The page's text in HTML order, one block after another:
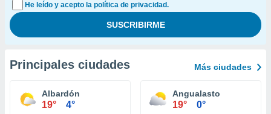
He leído y acepto la política de privacidad.
Principales ciudades Más ciudades
Albardón
19° 4°
Angualasto
19° 0°